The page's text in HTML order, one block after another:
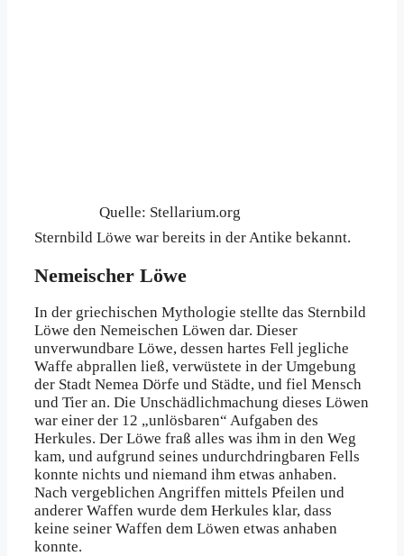
Quelle: Stellarium.org
Sternbild Löwe war bereits in der Antike bekannt.
Nemeischer Löwe
In der griechischen Mythologie stellte das Sternbild
Löwe den Nemeischen Löwen dar. Dieser
unverwundbare Löwe, dessen hartes Fell jegliche
Waffe abprallen ließ, verwüstete in der Umgebung
der Stadt Nemea Dörfe und Städte, und fiel Mensch
und Tier an. Die Unschädlichmachung dieses Löwen
war einer der 12 „unlösbaren“ Aufgaben des
Herkules. Der Löwe fraß alles was ihm in den Weg
kam, und aufgrund seines undurchdringbaren Fells
konnte nichts und niemand ihm etwas anhaben.
Nach vergeblichen Angriffen mittels Pfeilen und
anderer Waffen wurde dem Herkules klar, dass
keine seiner Waffen dem Löwen etwas anhaben
konnte.